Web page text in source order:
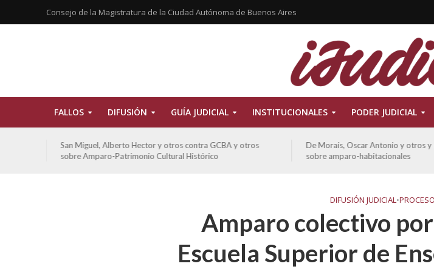
Consejo de la Magistratura de la Ciudad Autónoma de Buenos Aires
FALLOS DIFUSIÓN GUÍA JUDICIAL INSTITUCIONALES PODER JUDICIAL
De Morais, Oscar Antonio y otros y otros contra GCBA
sobre amparo-habitacionales
Ferreyra Pardo, Claudia Eva Edith y
otros sobre amparo-ambiental
DIFUSIÓN JUDICIAL•
Amparo colectivo
Escuela Superior de